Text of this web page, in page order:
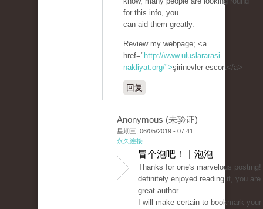
for this info, you
can aid them greatly.
Review my webpage; <a
href=" http://www.uluslararasi-
nakliyat.org/">şirinevler escort</a>
回复
Anonymous (未验证)
星期三, 06/05/2019 - 07:41
永久连接
冒个泡吧！ | 泡泡
Thanks for one's marvelous posting!
definitely enjoyed reading it, you are
great author.
I will make certain to bookmark your